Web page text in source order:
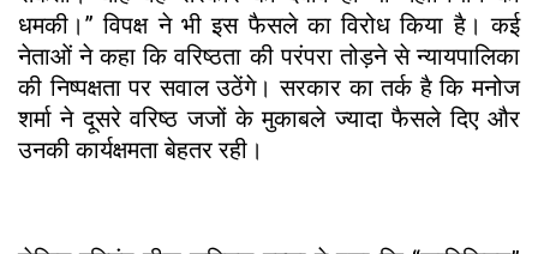
धमकी।” विपक्ष ने भी इस फैसले का विरोध किया है। कई
नेताओं ने कहा कि वरिष्ठता की परंपरा तोड़ने से न्यायपालिका
की निष्पक्षता पर सवाल उठेंगे। सरकार का तर्क है कि मनोज
शर्मा ने दूसरे वरिष्ठ जजों के मुकाबले ज्यादा फैसले दिए और
उनकी कार्यक्षमता बेहतर रही।